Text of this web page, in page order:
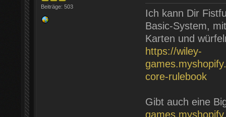
Beiträge: 503
Ich kann Dir
Basic-System,
Karten und
https://wiley-
core-rulebook
Gibt auch eine